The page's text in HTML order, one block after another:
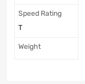
Speed Rating
T
Weight